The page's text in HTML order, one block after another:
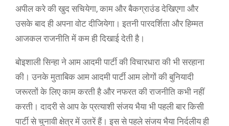
अपील करे की खुद सचियेगा, काम और बैकग्राउंड देखिएगा और
उसके बाद ही अपना वोट दीजियेगा। इतनी पारदर्शिता और हिम्मत
आजकल राजनीति में कम ही दिखाई देती है।
बोइशाली सिन्हा ने आम आदमी पार्टी की विचारधारा की भी सरहाना
की। उनके मुताबिक आम आदमी पार्टी आम लोगों की बुनियादी
जरूरतों के लिए काम करती है और नफरत की राजनीति कभी नहीं
करती। दादरी से आप के प्रत्याशी संजय भैया भी पहली बार किसी
पार्टी से चुनावी क्षेत्र में उतरें हैं। इस से पहले संजय भैया निर्दलीय ही